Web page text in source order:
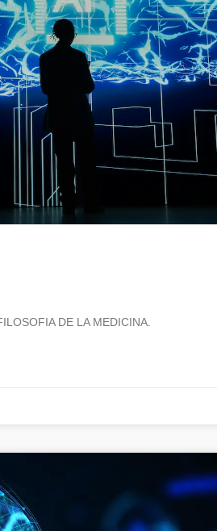
DE LA MEDICINA.